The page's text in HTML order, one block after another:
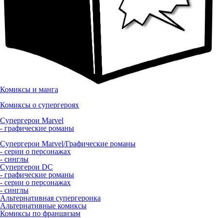
Комиксы и манга
Комиксы о супергероях
Супергерои Marvel
- графические романы
Супергерои Marvel/Графические романы
- серии о персонажах
- синглы
Супергерои DC
- графические романы
- серии о персонажах
- синглы
Альтернативная супергероика
Альтернативные комиксы
Комиксы по франшизам